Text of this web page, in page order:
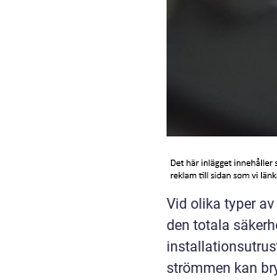
Vid olika typer
den totala
strömmen kan